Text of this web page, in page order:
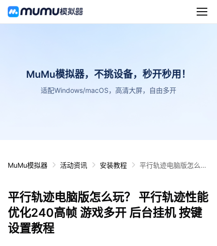
MuMu模拟器，不挑设备，秒开秒用！
适配Windows/macOS，高清大屏，自由多开
MuMu模拟器 活动资讯 安装教程
平行轨迹电脑版怎么
台挂机 按键设置教程
平行轨迹电脑版怎么玩？ 平行轨迹性能
优化240高帧 游戏多开 后台挂机 按键
设置教程